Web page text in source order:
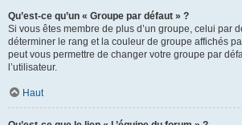
Qu’est-ce qu’un « Groupe par défaut » ?
Si vous êtes membre de plus d’un groupe, celui par
déterminer le rang et la couleur de groupe affichés
peut vous permettre de changer votre groupe par
l’utilisateur.
Haut